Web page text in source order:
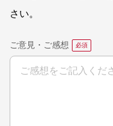
さい。
ご意見・ご感想